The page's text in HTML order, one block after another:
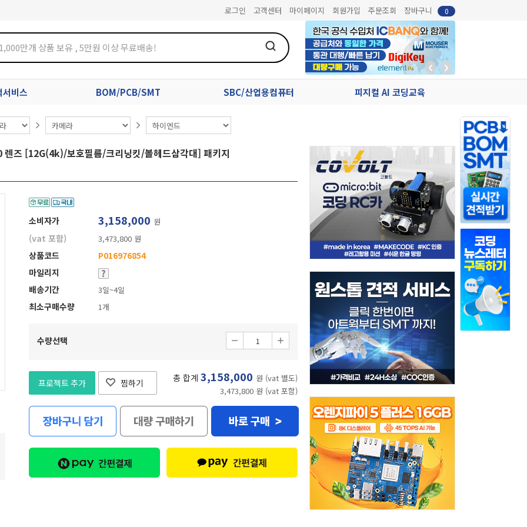
로그인 고객센터 마이페이지 회원가입 주문조회 장바구니 0
비스 BOM/PCB/SMT SBC/산업용컴퓨터 피지컬 AI 코딩교육
즈 [12G(4k)/보호필름/크리닝킷/볼헤드삼각대] 패키지
소비자가 3,158,000 원
(vat 포함) 3,473,800 원
상품코드
P016976854
마일리지
배송기간
3일~4일
최소구매수량 1개
수량선택
프로젝트 추가 찜하기 총 합계 3,158,000 원 (vat 별도)
3,473,800 원 (vat 포함)